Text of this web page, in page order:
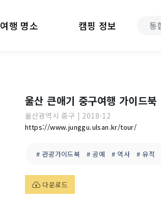
여행 명소 캠핑 정보
울산 큰애기 중구여행 가이드북
울산광역시 중구 | 2018-12
https://www.junggu.ulsan.kr/tour/
# 관광가이드북 # 공예 # 역사 # 유적
다운로드